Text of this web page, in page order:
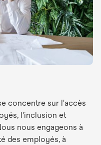
concentre sur l'accès
l'inclusion et
nous engageons à
des employés, à